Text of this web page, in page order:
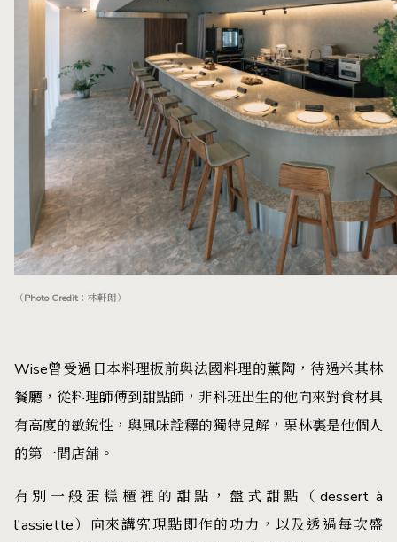
（Photo Credit：林軒朗）
Wise曾受過日本料理板前與法國料理的薰陶，待過米其林
餐廳，從料理師傅到甜點師，非科班出生的他向來對食材具
有高度的敏銳性，與風味詮釋的獨特見解，栗林裏是他個人
的第一間店舖。
有別一般蛋糕櫃裡的甜點，盤式甜點（dessert à
l'assiette）向來講究現點即作的功力，以及透過每次盛